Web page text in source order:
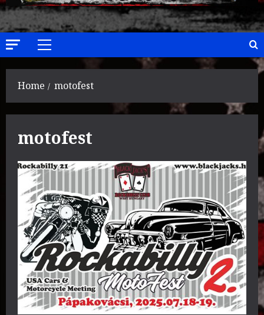
Primary
Home motofest
motofest